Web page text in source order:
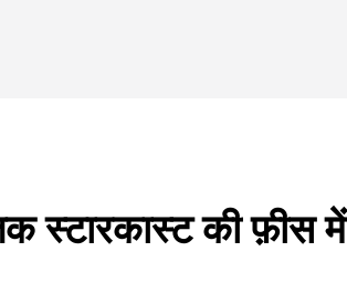
स्टारकास्ट की फ़ीस में